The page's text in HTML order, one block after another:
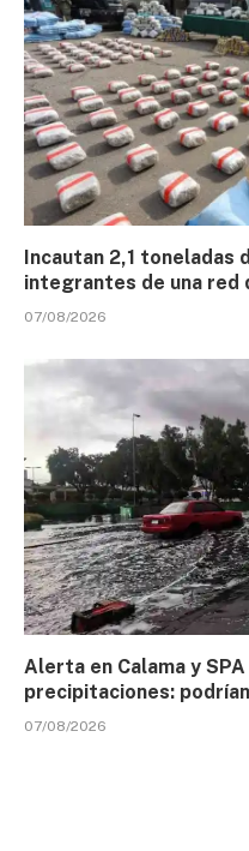
Incautan 2,1 toneladas
integrantes de una red
07/08/2026
Alerta en Calama y
precipitaciones:
07/08/2026